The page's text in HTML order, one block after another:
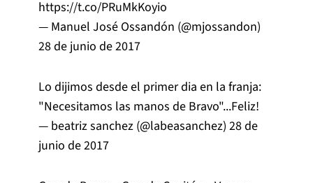
https://t.co/PRuMkKoyio
— Manuel José Ossandón (@mjossandon)
28 de junio de 2017
Lo dijimos desde el primer dia en la franja:
"Necesitamos las manos de Bravo"...Feliz!
— beatriz sanchez (@labeasanchez) 28 de
junio de 2017